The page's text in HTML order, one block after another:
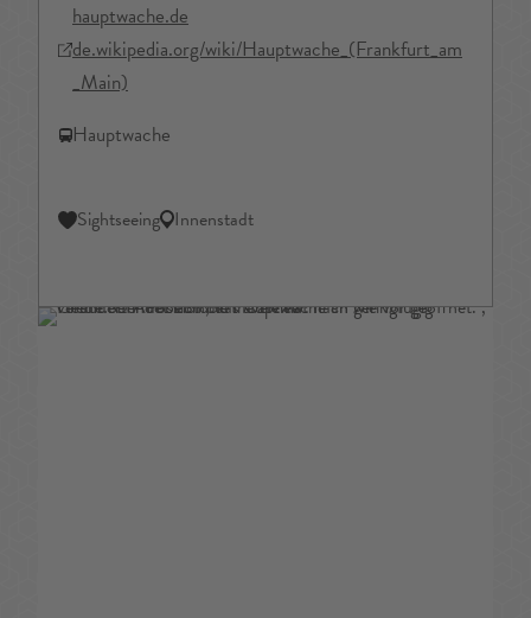
hauptwache.de
de.wikipedia.org/wiki/Hauptwache_(Frankfurt_am
_Main)
Hauptwache
Sightseeing Innenstadt